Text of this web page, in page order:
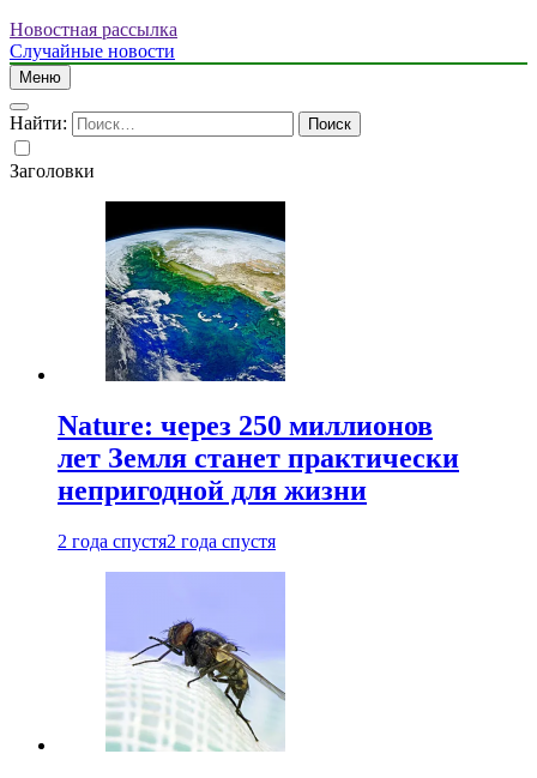
Новостная рассылка
Случайные новости
Меню
Найти:
Заголовки
Nature: через 250 миллионов
лет Земля станет практически
непригодной для жизни
2 года спустя2 года спустя